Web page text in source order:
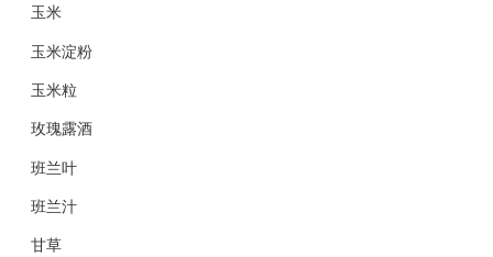
玉米
玉米淀粉
玉米粒
玫瑰露酒
班兰叶
班兰汁
甘草